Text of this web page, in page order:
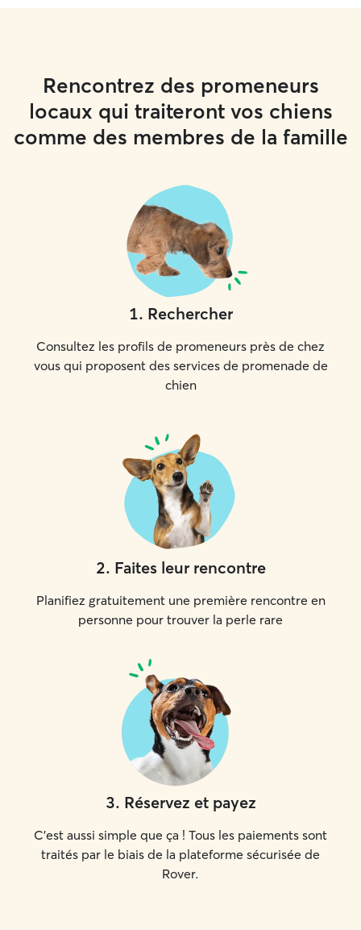
Rencontrez des promeneurs
locaux qui traiteront vos chiens
comme des membres de la famille
1. Rechercher
Consultez les profils de promeneurs près de chez
vous qui proposent des services de promenade de
chien
2. Faites leur rencontre
Planifiez gratuitement une première rencontre en
personne pour trouver la perle rare
3. Réservez et payez
C'est aussi simple que ça ! Tous les paiements sont
traités par le biais de la plateforme sécurisée de
Rover.